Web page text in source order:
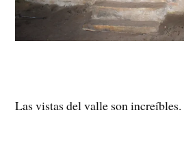
Las vistas del valle son increíbles.